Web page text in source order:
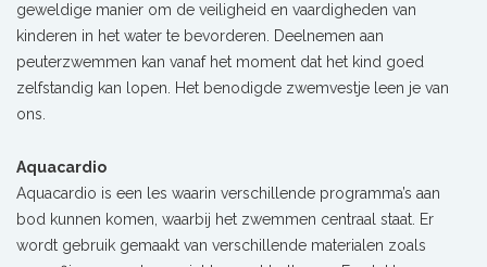
geweldige manier om de veiligheid en vaardigheden van
kinderen in het water te bevorderen. Deelnemen aan
peuterzwemmen kan vanaf het moment dat het kind goed
zelfstandig kan lopen. Het benodigde zwemvestje leen je van
ons.
Aquacardio
Aquacardio is een les waarin verschillende programma’s aan
bod kunnen komen, waarbij het zwemmen centraal staat. Er
wordt gebruik gemaakt van verschillende materialen zoals